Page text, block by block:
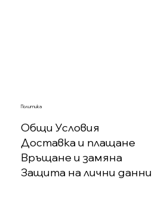
Политика
Общи Условия
Доставка и плащане
Връщане и замяна
Защита на лични данни